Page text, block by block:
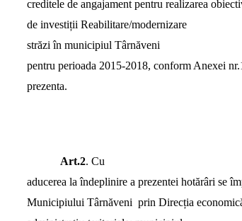
creditele de angajament pentru realizarea
de investițiiReabilitare/modernizare
străzi în municipiul Târnăveni 
pentru perioada 2015-2018, conform Anexei
prezenta.
Art.2. Cu
aducerea la îndeplinire a prezentei hotărâri se
Municipiului Târnăveni prin Direcția